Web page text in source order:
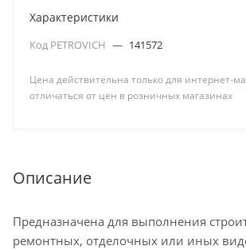
Характеристики
Код PETROVICH — 141572
Цена действительна только для интернет-
отличаться от цен в розничных магазинах
Описание
Предназначена для выполнения
ремонтных, отделочных или иных